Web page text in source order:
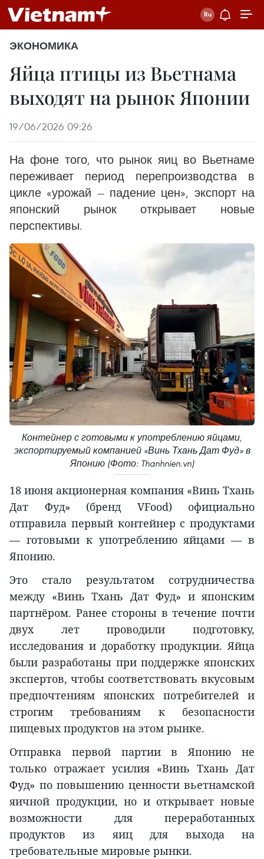
ЭКОНОМИКА
Яйца птицы из Вьетнама
выходят на рынок Японии
19/06/2026 09:26
На фоне того, что рынок яиц во Вьетнаме
переживает период перепроизводства в
цикле «урожай — падение цен», экспорт на
японский рынок открывает новые
перспективы.
Контейнер с готовыми к употреблению яйцами,
экспортируемый компанией «Винь Тхань Дат Фуд» в
Японию (Фото: Thanhnien.vn)
18 июня акционерная компания «Винь Тхань
Дат Фуд» (бренд VFood) официально
отправила первый контейнер с продуктами
— готовыми к употреблению яйцами — в
Японию.
Это стало результатом сотрудничества
между «Винь Тхань Дат Фуд» и японским
партнёром. Ранее стороны в течение почти
двух лет проводили подготовку,
исследования и доработку продукции. Яйца
были разработаны при поддержке японских
экспертов, чтобы соответствовать вкусовым
предпочтениям японских потребителей и
строгим требованиям к безопасности
пищевых продуктов на этом рынке.
Отправка первой партии в Японию не
только отражает усилия «Винь Тхань Дат
Фуд» по повышению ценности вьетнамской
яичной продукции, но и открывает новые
возможности для переработанных
продуктов из яиц для выхода на
требовательные мировые рынки.